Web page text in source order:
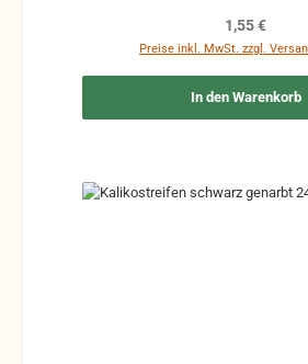
Regulärer
1,55 €
Preise inkl. MwSt. zzgl.
In den Warenkorb